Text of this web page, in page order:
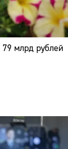
млрд рублей